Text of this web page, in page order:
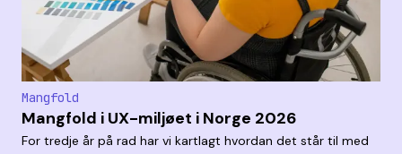
Mangfold
Mangfold i UX-miljøet i Norge 2026
For tredje år på rad har vi kartlagt hvordan det står til med